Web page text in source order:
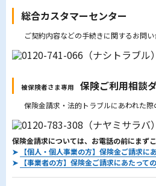
総合カスタマーセンター
ご契約内容などの手続きに関するお問
被保険者さま専用 保険ご利用相談
保険金請求・法的トラブルにあわれた
保険金請求については、お電話の前にまず
➤
【個人・個人事業の方】保険金ご請求に
➤
【事業者の方】保険金ご請求にあたって